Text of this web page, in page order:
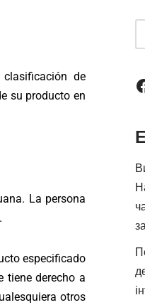
de
su producto en
La persona
especificado
tiene derecho a
otros